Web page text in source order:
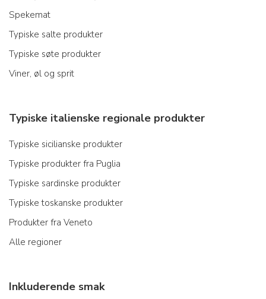
Spekemat
Typiske salte produkter
Typiske søte produkter
Viner, øl og sprit
Typiske italienske regionale produkter
Typiske sicilianske produkter
Typiske produkter fra Puglia
Typiske sardinske produkter
Typiske toskanske produkter
Produkter fra Veneto
Alle regioner
Inkluderende smak